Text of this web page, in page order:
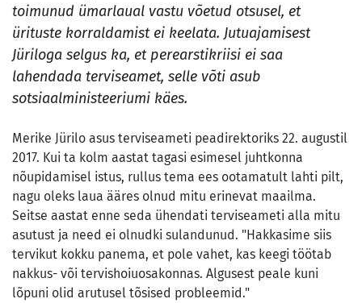
toimunud ümarlaual vastu võetud otsusel, et
ürituste korraldamist ei keelata. Jutuajamisest
Jüriloga selgus ka, et perearstikriisi ei saa
lahendada terviseamet, selle võti asub
sotsiaalministeeriumi käes.
Merike Jürilo asus terviseameti peadirektoriks 22. augustil
2017. Kui ta kolm aastat tagasi esimesel juhtkonna
nõupidamisel istus, rullus tema ees ootamatult lahti pilt,
nagu oleks laua ääres olnud mitu erinevat maailma.
Seitse aastat enne seda ühendati terviseameti alla mitu
asutust ja need ei olnudki sulandunud. "Hakkasime siis
tervikut kokku panema, et pole vahet, kas keegi töötab
nakkus- või tervishoiuosakonnas. Algusest peale kuni
lõpuni olid arutusel tõsised probleemid."